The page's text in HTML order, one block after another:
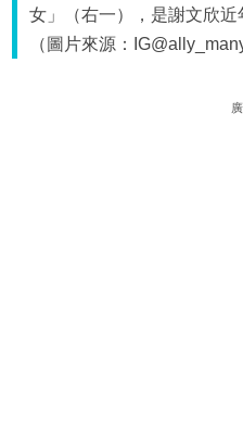
女」（右一），是謝文欣近
（圖片來源：